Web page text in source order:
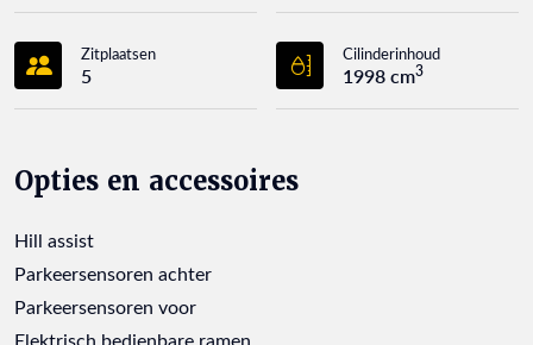
Zitplaatsen
5
Cilinderinhoud
1998 cm3
Opties en accessoires
Hill assist
Parkeersensoren achter
Parkeersensoren voor
Elektrisch bedienbare ramen